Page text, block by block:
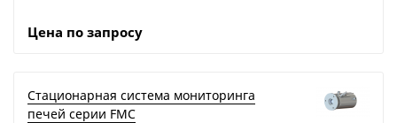
Цена по запросу
Стационарная система мониторинга
печей серии FMC